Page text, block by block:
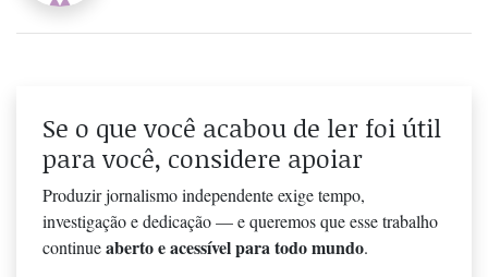
Se o que você acabou de ler foi útil
para você, considere apoiar
Produzir jornalismo independente exige tempo,
investigação e dedicação — e queremos que esse trabalho
continueaberto e acessível para todo mundo.